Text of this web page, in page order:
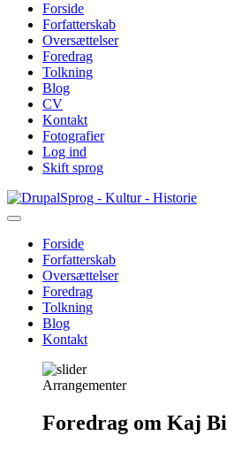
Forside
Forfatterskab
Oversættelser
Foredrag
Tolkning
Blog
CV
Kontakt
Fotografier
Log ind
Skift sprog
Gå
til
Sprog - Kultur - Historie
Primær
navigation
Forside
Forfatterskab
Oversættelser
Foredrag
Tolkning
Blog
Kontakt
Arrangementer
Foredrag om Kaj